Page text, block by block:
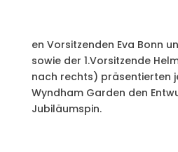
en Vorsitzenden Eva Bonn
sowie der 1.Vorsitzende
nach rechts) präsentierten
Wyndham Garden den
Jubiläumspin.